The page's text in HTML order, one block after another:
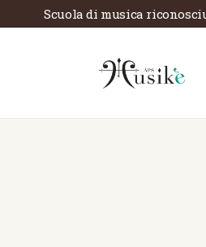
Scuola di musica